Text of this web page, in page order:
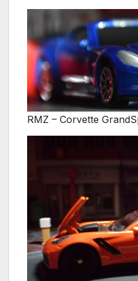
RMZ – Corvette